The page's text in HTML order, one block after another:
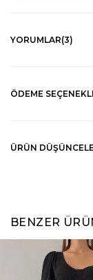
YORUMLAR(3)
ÖDEME
ÜRÜN
BENZER